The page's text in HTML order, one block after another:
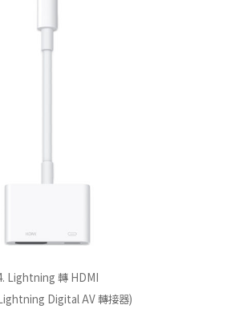
Lightning 轉 HDMI
Digital AV 轉接器)